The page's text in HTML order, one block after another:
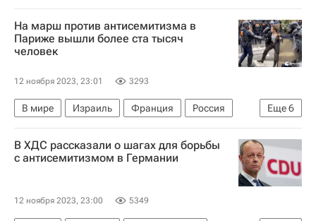
Восточный Иерусалим
Владимир Путин
ООН
ХАМАС
Обострение палестино-израильского конфликта в 2023 году
На марш против антисемитизма в
Париже вышли более ста тысяч
человек
12 ноября 2023, 23:01 3293
Еще6
В мире Израиль Франция
Россия
Элизабет Борн
Жерар Ларше
Николя Саркози
Обострение палестино-израильского конфликта в 2023 году
ООН
ХАМАС
В ХДС рассказали о шагах для борьбы
с антисемитизмом в Германии
12 ноября 2023, 23:00 5349